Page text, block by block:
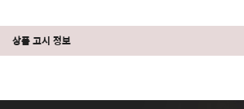
상품 고시 정보